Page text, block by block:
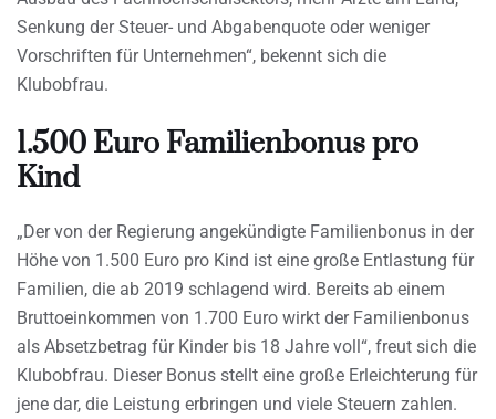
Senkung der Steuer- und Abgabenquote oder weniger
Vorschriften für Unternehmen“, bekennt sich die
Klubobfrau.
1.500 Euro Familienbonus pro
Kind
„Der von der Regierung angekündigte Familienbonus in der
Höhe von 1.500 Euro pro Kind ist eine große Entlastung für
Familien, die ab 2019 schlagend wird. Bereits ab einem
Bruttoeinkommen von 1.700 Euro wirkt der Familienbonus
als Absetzbetrag für Kinder bis 18 Jahre voll“, freut sich die
Klubobfrau. Dieser Bonus stellt eine große Erleichterung für
jene dar, die Leistung erbringen und viele Steuern zahlen.